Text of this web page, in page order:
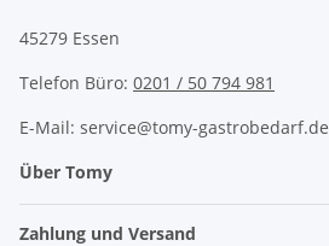
45279 Essen
Telefon Büro: 0201 / 50 794 981
E-Mail: service@tomy-gastrobedarf.de
Über Tomy
Zahlung und Versand